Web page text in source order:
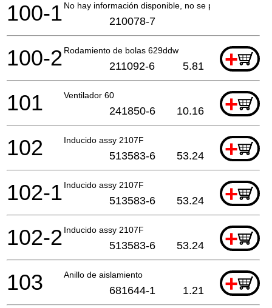
No hay información disponible, no se puede pedir
100-1 210078-7
Rodamiento de bolas 629ddw +
100-2 211092-6 5.81
Ventilador 60 +
101 241850-6 10.16
Inducido assy 2107F +
102 513583-6 53.24
Inducido assy 2107F +
102-1 513583-6 53.24
Inducido assy 2107F +
102-2 513583-6 53.24
Anillo de aislamiento +
103 681644-1 1.21